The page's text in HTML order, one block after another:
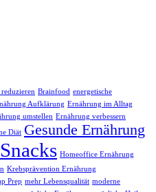
Brainfood energetische
Aufklärung Ernährung im Alltag
umstellen Ernährung verbessern
Diät Gesunde Ernährung
Homeoffice Ernährung
Krebsprävention Ernährung
Prep mehr Lebensqualität moderne